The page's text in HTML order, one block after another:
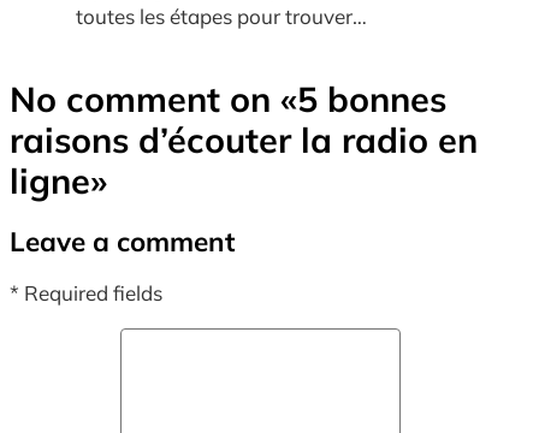
toutes les étapes pour trouver…
No comment on «5 bonnes
raisons d’écouter la radio en
ligne»
Leave a comment
* Required fields